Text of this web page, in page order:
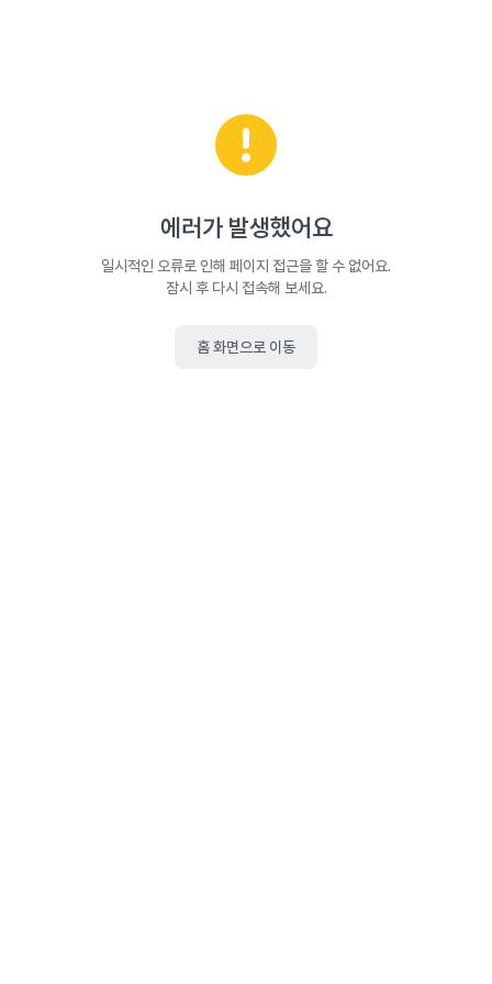
에러가 발생했어요
일시적인 오류로 인해 페이지 접근을 할 수 없어요.
잠시 후 다시 접속해 보세요.
홈 화면으로 이동